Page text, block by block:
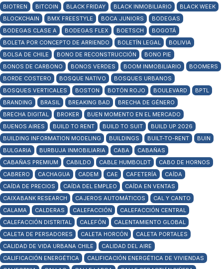
BIOTREN
BITCOIN BLACK FRIDAY BLACK INMOBILIARIO
BLACK WEEK
BLOCKCHAIN
BMX FREESTYLE BOCA JUNIORS
BODEGAS
BODEGAS CLASE A
BODEGAS FLEX BOETSCH
BOGOTÁ
BOLETA POR CONCEPTO DE ARRIENDO
BOLETÍN LEGAL
BOLIVIA
BOLSA DE CHILE
BONO DE RECONSTRUCCIÓN
BONO PIE
BONOS DE CARBONO
BONOS VERDES BOOM INMOBILIARIO
BOOMERS
BORDE COSTERO
BOSQUE NATIVO
BOSQUES URBANOS
BOSQUES VERTICALES
BOSTON BOTÓN ROJO BOULEVARD
BPTL
BRANDING
BRASIL BREAKING BAD
BRECHA DE GÉNERO
BRECHA DIGITAL
BROKER
BUEN MOMENTO EN EL MERCADO
BUENOS AIRES
BUILD TO RENT BUILD TO SUIT
BUILD UP 2026
BUILDING INFORMATION MODELING
BUILDINGS BUILT-TO-RENT
BUIN
BULGARIA
BURBUJA INMOBILIARIA CABA
CABAÑAS
CABAÑAS PREMIUM
CABILDO CABLE HUMBOLDT
CABO DE HORNOS
CABRERO
CACHAGUA CADEM CAE CAFETERÍA
CAÍDA
CAÍDA DE PRECIOS
CAÍDA DEL EMPLEO
CAÍDA EN VENTAS
CAIXABANK RESEARCH
CAJEROS AUTOMÁTICOS
CAL Y CANTO
CALAMA
CALDERAS CALEFACCIÓN
CALEFACCIÓN CENTRAL
CALEFACCIÓN DISTRITAL
CALEFÓN
CALENTAMIENTO GLOBAL
CALETA DE PERSADORES
CALETA HORCÓN
CALETA PORTALES
CALIDAD DE VIDA URBANA CHILE
CALIDAD DEL AIRE
CALIFICACIÓN ENERGÉTICA
CALIFICACIÓN ENERGÉTICA DE VIVIENDAS